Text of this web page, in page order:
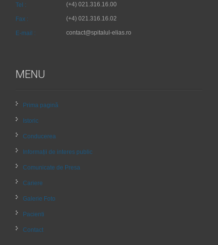
Tel : (+4) 021.316.16.00
Fax : (+4) 021.316.16.02
E-mail : contact@spitalul-elias.ro
MENU
Prima pagină
Istoric
Conducerea
Informații de interes public
Comunicate de Presa
Cariere
Galerie Foto
Pacienti
Contact